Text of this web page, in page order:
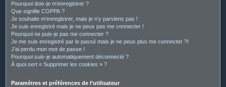
Pourquoi dois-je m’enregistrer ?
Que signifie COPPA ?
Je souhaite m’enregistrer, mais je n’y parviens pas !
Je suis enregistré mais je ne peux pas me connecter !
Pourquoi ne puis-je pas me connecter ?
Je me suis enregistré par le passé mais je ne peux plus me connecter ?!
J’ai perdu mon mot de passe !
Pourquoi suis-je automatiquement déconnecté ?
À quoi sert « Supprimer les cookies » ?
Paramètres et préférences de l’utilisateur